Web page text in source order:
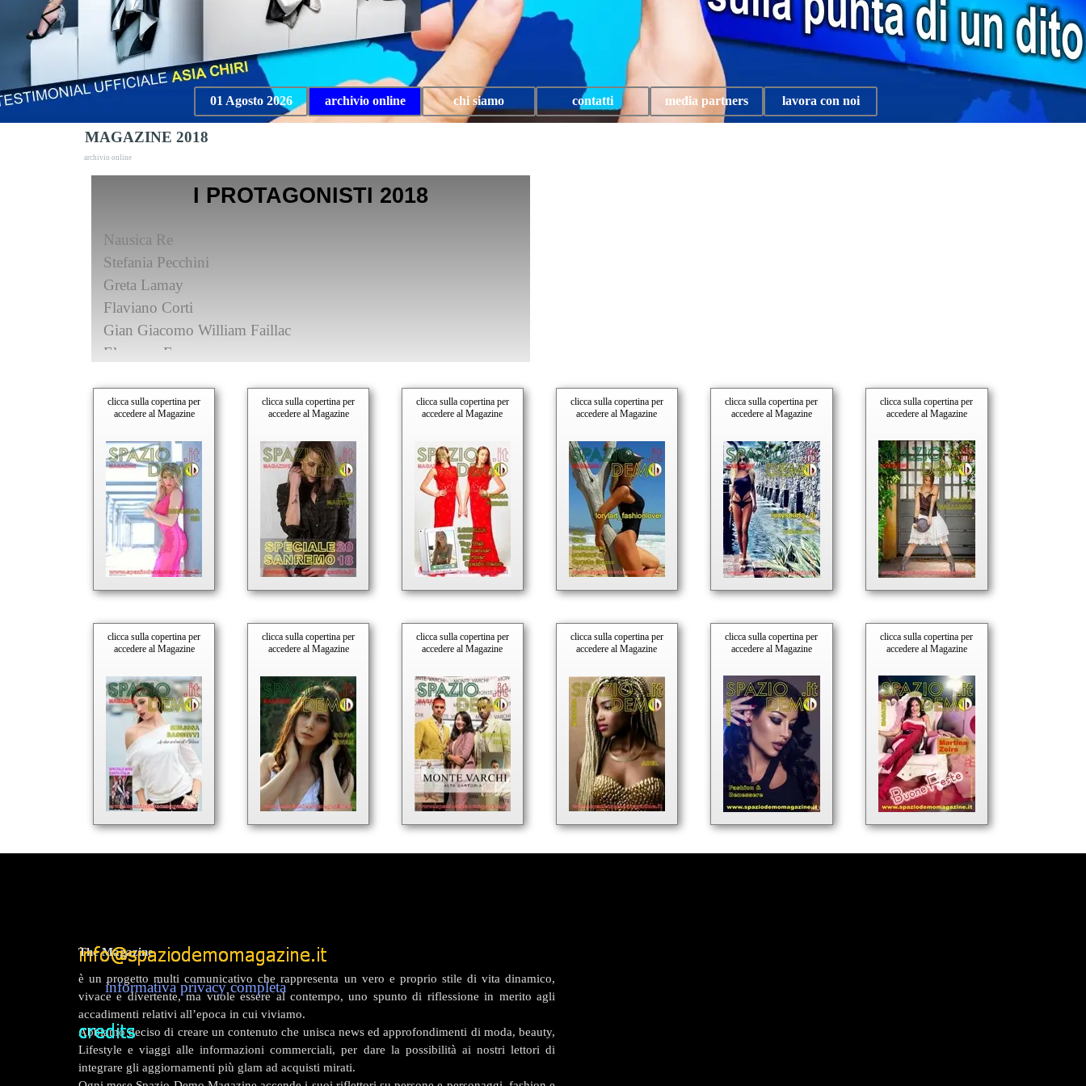
Salta menù
01 Agosto 2026 archivio online ▼
chi siamo contatti media partners lavora con noi
MAGAZINE 2018
archivio online
I PROTAGONISTI 2018
Nausica Re
Stefania Pecchini
Greta Lamay
Flaviano Corti
Gian Giacomo William Faillac
Eleonora Espago
Maura Anastasia
Valeria Sorli
Carlo Crini
Miss Satine
Lisa Martini
Mauro Tummolo
Alessia Peron
Christian Angeletti
Laura Carrubba
Monica Koh
Marco "Baz" Bazzoni
Lucy Spada
Tiziano Tescaro
Matteo Lauraghi
Melissa Bassetti
Sofia Pavan
Elvis Gherasimenco
Kayla Nymphea
Adel
Gisele De Assis
Antonio Cosentino
Antonio Rubel
Gisella Cremonini
Lory Orru'
Andrea Biondrino
Awa Traore
clicca sulla copertina per
accedere al Magazine
clicca sulla copertina per
accedere al Magazine
clicca sulla copertina per
accedere al Magazine
clicca sulla copertina per
accedere al Magazine
clicca sulla copertina per
accedere al Magazine
clicca sulla copertina per
accedere al Magazine
clicca sulla copertina per
accedere al Magazine
clicca sulla copertina per
accedere al Magazine
clicca sulla copertina per
accedere al Magazine
clicca sulla copertina per
accedere al Magazine
clicca sulla copertina per
accedere al Magazine
clicca sulla copertina per
accedere al Magazine
The Magazine
è un progetto multi comunicativo che rappresenta un vero e proprio stile di vita dinamico,
vivace e divertente, ma vuole essere al contempo, uno spunto di riflessione in merito agli
accadimenti relativi all’epoca in cui viviamo.
Abbiamo deciso di creare un contenuto che unisca news ed approfondimenti di moda, beauty,
Lifestyle e viaggi alle informazioni commerciali, per dare la possibilità ai nostri lettori di
integrare gli aggiornamenti più glam ad acquisti mirati.
informativa privacy completa